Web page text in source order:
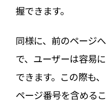
握できます。
同様に、前のページ
で、ユーザーは容易
できます。この際も
ページ番号を含める